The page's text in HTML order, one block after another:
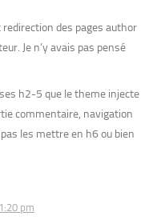
des pages author
Je n’y avais pas pensé
h2-5 que le theme injecte
commentaire, navigation
les mettre en h6 ou bien
pm